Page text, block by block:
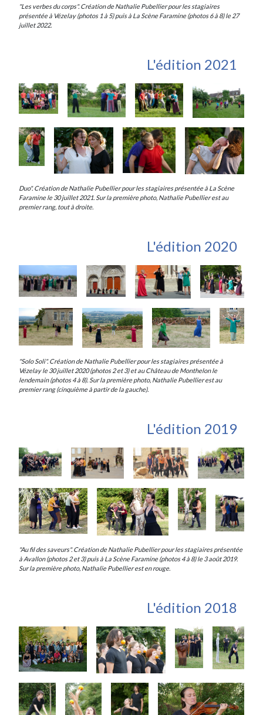
"Les verbes du corps". Création de Nathalie Pubellier pour les stagiaires
présentée à Vézelay (photos 1 à 5) puis à La Scène Faramine (photos 6 à 8) le 27
juillet 2022.
L'édition 2021
Duo". Création de Nathalie Pubellier pour les stagiaires présentée à La Scène
Faramine le 30 juillet 2021. Sur la première photo, Nathalie Pubellier est au
premier rang, tout à droite.
L'édition 2020
"Solo Soli". Création de Nathalie Pubellier pour les stagiaires présentée à
Vézelay le 30 juillet 2020 (photos 2 et 3) et au Château de Monthelon le
lendemain (photos 4 à 8). Sur la première photo, Nathalie Pubellier est au
premier rang (cinquième à partir de la gauche).
L'édition 2019
"Au fil des saveurs". Création de Nathalie Pubellier pour les stagiaires présentée
à Avallon (photos 2 et 3) puis à La Scène Faramine (photos 4 à 8) le 3 août 2019.
Sur la première photo, Nathalie Pubellier est en rouge.
L'édition 2018